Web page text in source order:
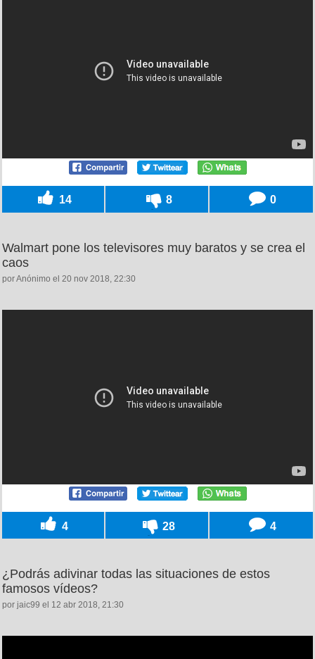
14 8 0
Walmart pone los televisores muy baratos y se crea el
caos
por Anónimo el 20 nov 2018, 22:30
4 28 4
¿Podrás adivinar todas las situaciones de estos
famosos vídeos?
por jaic99 el 12 abr 2018, 21:30